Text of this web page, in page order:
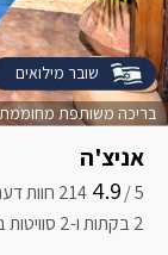
אניצ'ה
5 /
4.9
2 בקתות ו-2 סוויטות בחד נס ברמת הגולן
בריכה משותפת מחוממת
שובר מילואים